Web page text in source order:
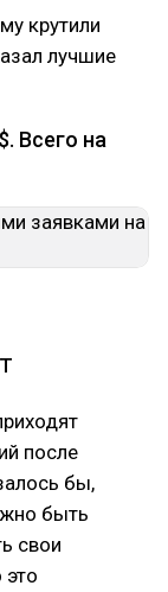
крутили
лучшие
Всего на
после
бы,
быть
свои